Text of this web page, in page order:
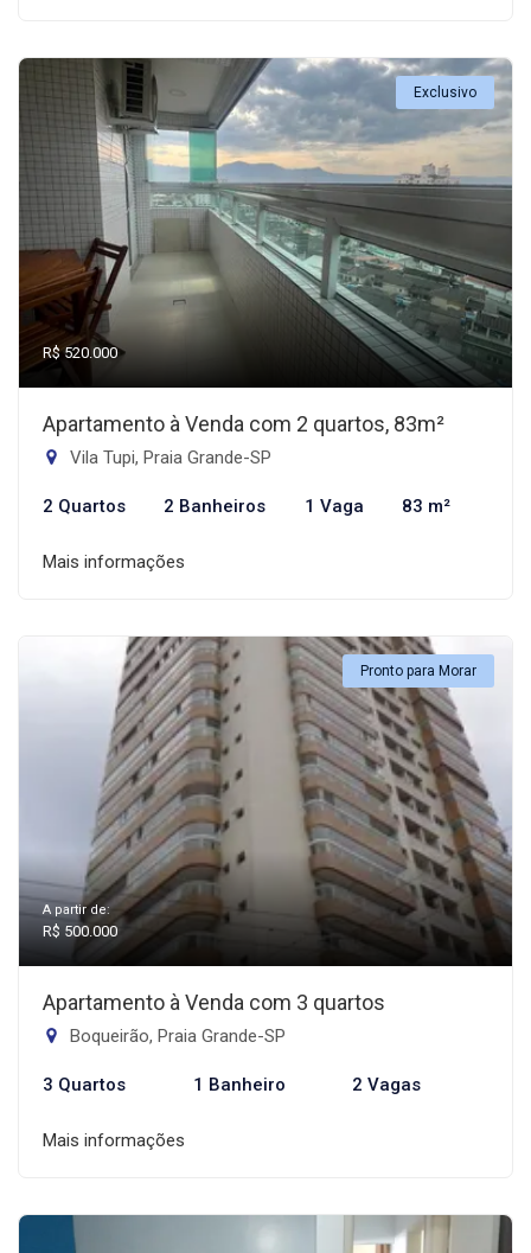
Exclusivo
R$ 520.000
Apartamento à Venda com 2 quartos, 83m²
Vila Tupi, Praia Grande-SP
2 Quartos 2 Banheiros 1 Vaga 83 m²
Mais informações
Pronto para Morar
A partir de:
R$ 500.000
Apartamento à Venda com 3 quartos
Boqueirão, Praia Grande-SP
3 Quartos 1 Banheiro 2 Vagas
Mais informações